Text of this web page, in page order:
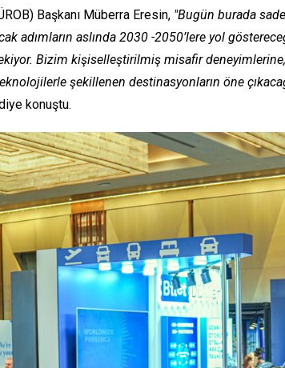
Başkanı Müberra Eresin, "Bugün burada
adımların aslında 2030 -2050’lere yol
Bizim kişiselleştirilmiş misafir
şekillenen destinasyonların öne
konuştu.